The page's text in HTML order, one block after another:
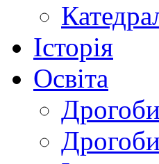
Історія
Освіта